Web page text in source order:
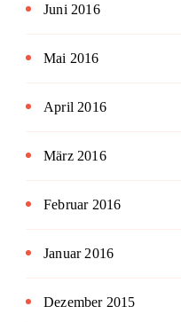
Juni 2016
Mai 2016
April 2016
März 2016
Februar 2016
Januar 2016
Dezember 2015